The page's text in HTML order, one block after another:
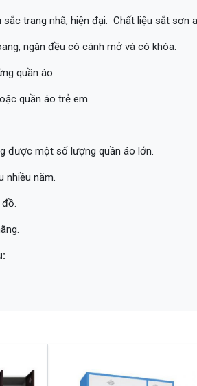
trang nhã, hiện đại. Chất liệu sắt sơn
ngăn đều có cánh mở và có khóa.
quần áo.
quần áo trẻ em.
được một số lượng quần áo lớn.
nhiều năm.